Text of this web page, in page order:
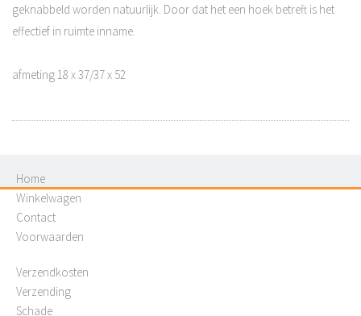
geknabbeld worden natuurlijk. Door dat het een hoek betreft is het
effectief in ruimte inname.
afmeting 18 x 37/37 x 52
Home
Winkelwagen
Contact
Voorwaarden
Verzendkosten
Verzending
Schade